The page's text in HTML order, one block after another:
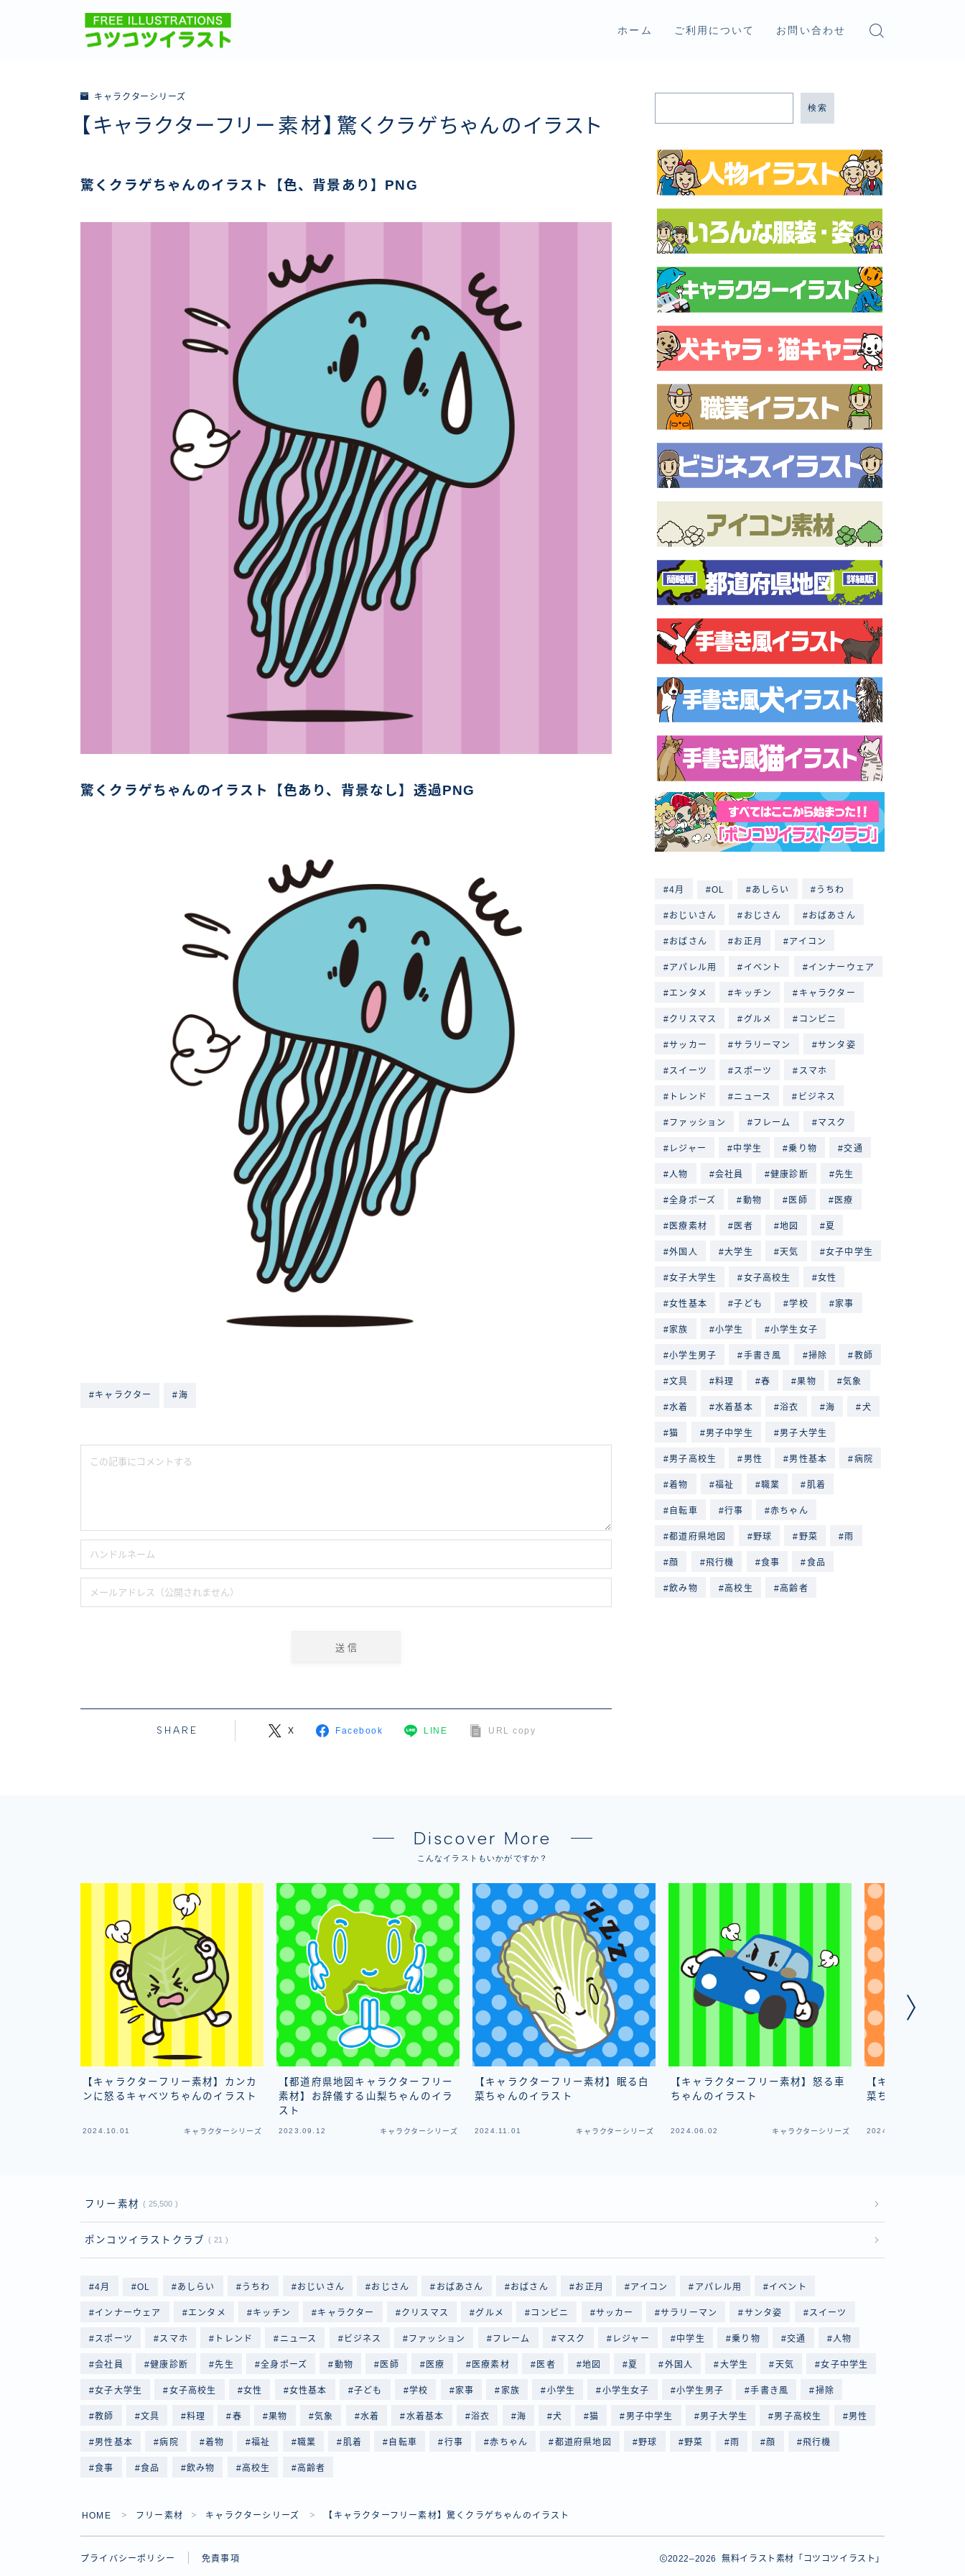
ホーム ご利用について お問い合わせ
キャラクターシリーズ
【キャラクターフリー素材】驚くクラゲちゃんのイラスト
驚くクラゲちゃんのイラスト【色、背景あり】PNG
驚くクラゲちゃんのイラスト【色あり、背景なし】透過PNG
#キャラクター #海
SHARE X Facebook LINE URL copy
検索
4月 OL あしらい うちわ
おじいさん おじさん おばあさん
おばさん お正月 アイコン
アパレル用 イベント インナーウェア
エンタメ キッチン キャラクター
クリスマス グルメ コンビニ
サッカー サラリーマン サンタ姿
スイーツ スポーツ スマホ
トレンド ニュース ビジネス
ファッション フレーム マスク
レジャー 中学生 乗り物 交通
人物 会社員 健康診断 先生
全身ポーズ 動物 医師 医療
医療素材 医者 地図 夏
外国人 大学生 天気 女子中学生
女子大学生 女子高校生 女性
女性基本 子ども 学校 家事
家族 小学生 小学生女子
小学生男子 手書き風 掃除 教師
文具 料理 春 果物 気象
水着 水着基本 浴衣 海 犬
猫 男子中学生 男子大学生
男子高校生 男性 男性基本 病院
着物 福祉 職業 肌着
自転車 行事 赤ちゃん
都道府県地図 野球 野菜 雨
顔 飛行機 食事 食品
飲み物 高校生 高齢者
Discover More
こんなイラストもいかがですか？
【キャラクターフリー素材】カンカ
ンに怒るキャベツちゃんのイラスト
2024.10.01 キャラクターシリーズ
【都道府県地図キャラクターフリー
素材】お辞儀する山梨ちゃんのイラ
スト
2023.09.12 キャラクターシリーズ
【キャラクターフリー素材】眠る白
菜ちゃんのイラスト
2024.11.01 キャラクターシリーズ
【キャラクターフリー素材】怒る車
ちゃんのイラスト
2024.06.02 キャラクターシリーズ
【キャラクターフ
菜ちゃんのイラスト
2024.11.01
フリー素材 25,500
ポンコツイラストクラブ 21
4月 OL あしらい うちわ おじいさん おじさん おばあさん おばさん お正月 アイコン アパレル用 イベント
インナーウェア エンタメ キッチン キャラクター クリスマス グルメ コンビニ サッカー サラリーマン サンタ姿 スイーツ
スポーツ スマホ トレンド ニュース ビジネス ファッション フレーム マスク レジャー 中学生 乗り物 交通 人物
会社員 健康診断 先生 全身ポーズ 動物 医師 医療 医療素材 医者 地図 夏 外国人 大学生 天気 女子中学生
女子大学生 女子高校生 女性 女性基本 子ども 学校 家事 家族 小学生 小学生女子 小学生男子 手書き風 掃除
教師 文具 料理 春 果物 気象 水着 水着基本 浴衣 海 犬 猫 男子中学生 男子大学生 男子高校生 男性
男性基本 病院 着物 福祉 職業 肌着 自転車 行事 赤ちゃん 都道府県地図 野球 野菜 雨 顔 飛行機
食事 食品 飲み物 高校生 高齢者
HOME ＞ フリー素材 ＞ キャラクターシリーズ ＞ 【キャラクターフリー素材】驚くクラゲちゃんのイラスト
プライバシーポリシー 免責事項 2022–2026 無料イラスト素材「コツコツイラスト」